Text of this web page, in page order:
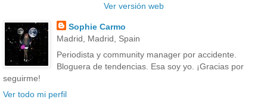
Ver versión web
Sophie Carmo
Madrid, Madrid, Spain
Periodista y community manager por accidente.
Bloguera de tendencias. Esa soy yo. ¡Gracias por
seguirme!
Ver todo mi perfil